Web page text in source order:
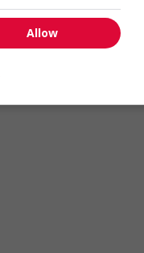
Ressources humaines
SantéAllow